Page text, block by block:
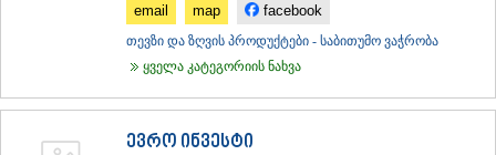
ᲮᲝᲑᲘ
ᲯᲕᲐᲠᲘ
email map facebook
თევზი და ზღვის პროდუქტები - საბითუმო ვაჭრობა
ყველა კატეგორიის ნახვა
ევრო ინვესტი